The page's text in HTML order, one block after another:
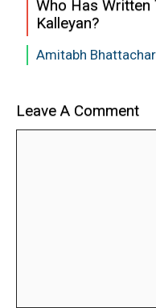
Who Has Written
Kalleyan?
Amitabh
Leave A Comment